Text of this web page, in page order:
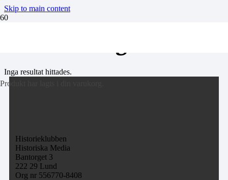
Skip to main content
Produkt
Inga resultat hittades.
Historieklubben
Historiska Media
Bantorget 3
222 29 Lund
Org nr 556770-8408